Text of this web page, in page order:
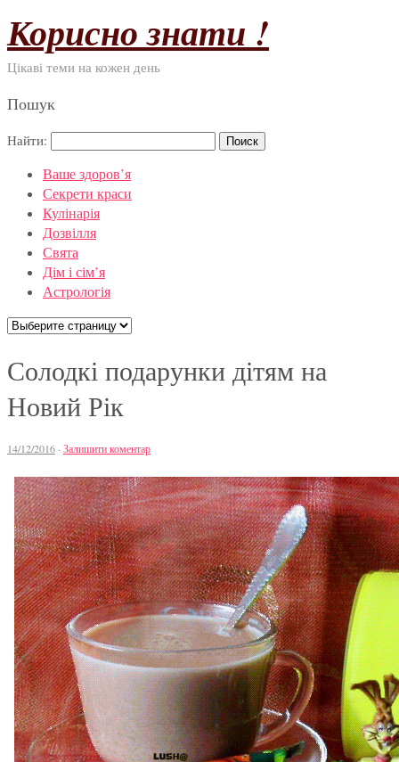
Корисно знати !
Цікаві теми на кожен день
Пошук
Найти:
Ваше здоров’я
Секрети краси
Кулінарія
Дозвілля
Свята
Дім і сім’я
Астрологія
Солодкі подарунки дітям на
Новий Рік
14/12/2016 · Залишити коментар